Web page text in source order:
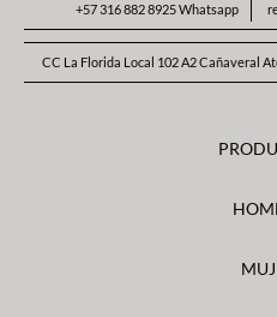
+57 316 882 8925 Whatsapp
CC La Florida Local 102 A2 Cañaveral